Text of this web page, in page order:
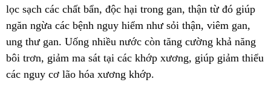
lọc sạch các chất bẩn, độc hại trong gan, thận từ đó giúp
ngăn ngừa các bệnh nguy hiểm như sỏi thận, viêm gan,
ung thư gan. Uống nhiều nước còn tăng cường khả năng
bôi trơn, giảm ma sát tại các khớp xương, giúp giảm thiểu
các nguy cơ lão hóa xương khớp.